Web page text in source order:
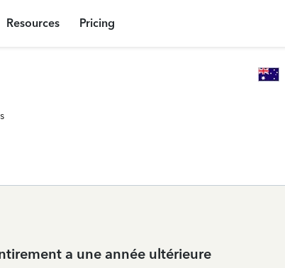
Resources Pricing
a une année ultérieure